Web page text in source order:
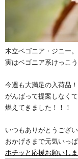
木立ベゴニア・ジニー。
実はベゴニア系けっこ
今週も大満足の入荷品！
がんばって提案しなく
燃えてきました！！！
いつもありがとうござい
おかげさまで元気いっ
ポチッと応援お願いしま